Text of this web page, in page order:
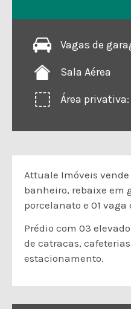
Vagas de
Sala Aérea
Área
Attuale Imóveis
banheiro, rebaixe em
porcelanato e 01 vaga
Prédio com 03
de catracas,
estacionamento.